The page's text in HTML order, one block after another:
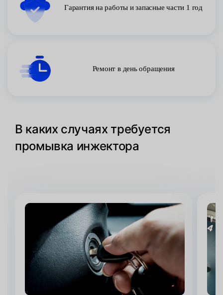
Гарантия на работы и запасные части 1 год
Ремонт в день обращения
В каких случаях требуется
промывка инжектора